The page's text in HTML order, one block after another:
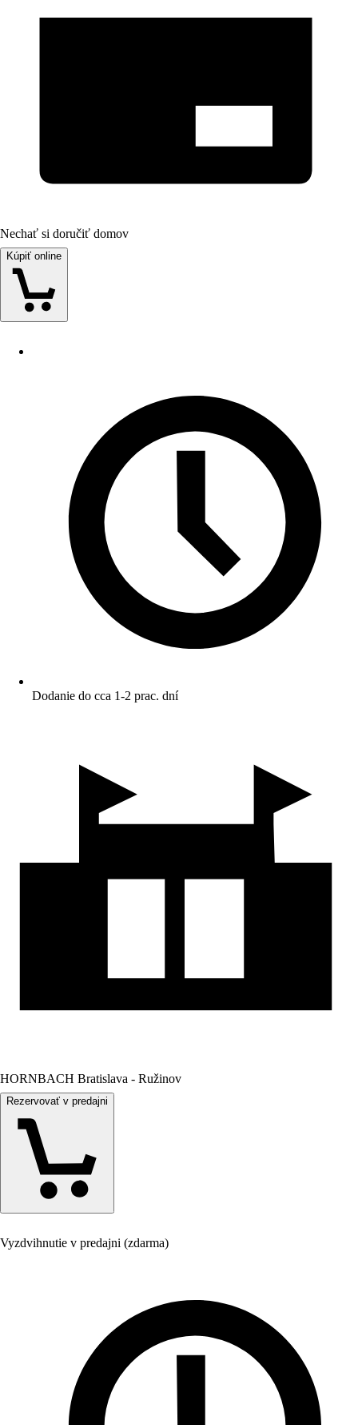
Nechať si doručiť domov
Kúpiť online
Dodanie do cca 1-2 prac. dní
HORNBACH Bratislava - Ružinov
Rezervovať v predajni
Vyzdvihnutie v predajni (zdarma)